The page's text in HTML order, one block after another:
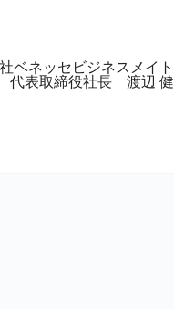
ベネッセビジネスメイト
代表取締役社長 渡辺 健